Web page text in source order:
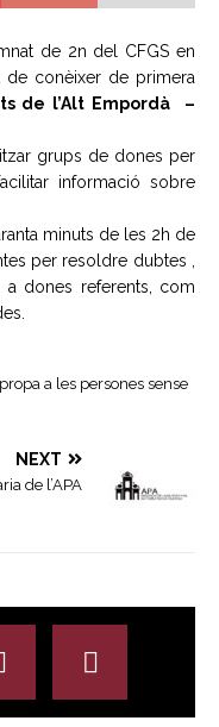
de 2n del CFGS en
de conèixer de primera
de l’Alt Empordà –
grups de dones per
informació sobre
minuts de les 2h de
per resoldre dubtes ,
dones referents, com
a les persones sense
NEXT
de l’APA